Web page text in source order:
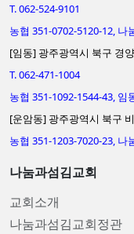
T. 062-524-9101
농협 351-0702-5120-12, 나
[임동] 광주광역시 북구 경
T. 062-471-1004
농협 351-1092-1544-43, 임
[운암동] 광주광역시 북구
농협 351-1203-7020-23, 나
나눔과섬김교회
교회소개
나눔과섬김교회정관